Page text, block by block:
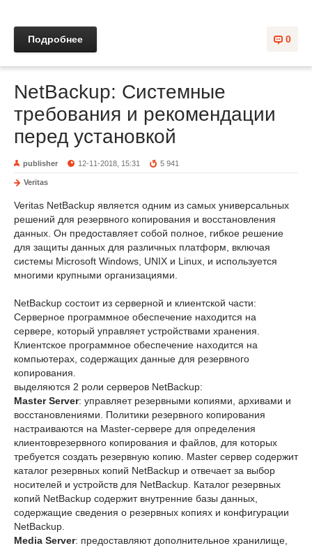
0
Подробнее
NetBackup: Системные
требования и рекомендации
перед установкой
publisher 12-11-2018, 15:31 5 941
Veritas
Veritas NetBackup является одним из самых универсальных
решений для резервного копирования и восстановления
данных. Он предоставляет собой полное, гибкое решение
для защиты данных для различных платформ, включая
системы Microsoft Windows, UNIX и Linux, и используется
многими крупными организациями.
NetBackup состоит из серверной и клиентской части:
Серверное программное обеспечение находится на
сервере, который управляет устройствами хранения.
Клиентское программное обеспечение находится на
компьютерах, содержащих данные для резервного
копирования.
выделяются 2 роли серверов NetBackup:
Master Server: управляет резервными копиями, архивами и
восстановлениями. Политики резервного копирования
настраиваются на Master-сервере для определения
клиентоврезервного копирования и файлов, для которых
требуется создать резервную копию. Master сервер содержит
каталог резервных копий NetBackup и отвечает за выбор
носителей и устройств для NetBackup. Каталог резервных
копий NetBackup содержит внутренние базы данных,
содержащие сведения о резервных копиях и конфигурации
NetBackup.
Media Server: предоставляют дополнительное хранилище,